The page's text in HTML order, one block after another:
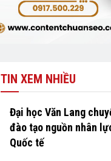
TIN XEM NHIỀU
Đại học Văn Lang
đào tạo nguồn nhân
Quốc tế